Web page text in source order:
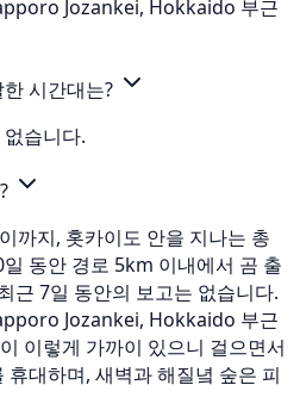
Jozankei, Hokkaido 부근
시간대는?
습니다.
까지, 홋카이도 안을 지나는 총
동안 경로 5km 이내에서 곰 출
근 7일 동안의 보고는 없습니다.
Jozankei, Hokkaido 부근
이렇게 가까이 있으니 걸으면서
대하며, 새벽과 해질녘 숲은 피